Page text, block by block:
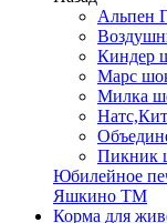
Альпен
Киндер
Марс
Милка
Пикник
Юбилейное
Яшкино ТМ
Корма для